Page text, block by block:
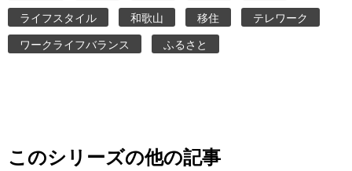
ライフスタイル
和歌山 移住
テレワーク
ワークライフバランス
ふるさと
このシリーズの他の記事